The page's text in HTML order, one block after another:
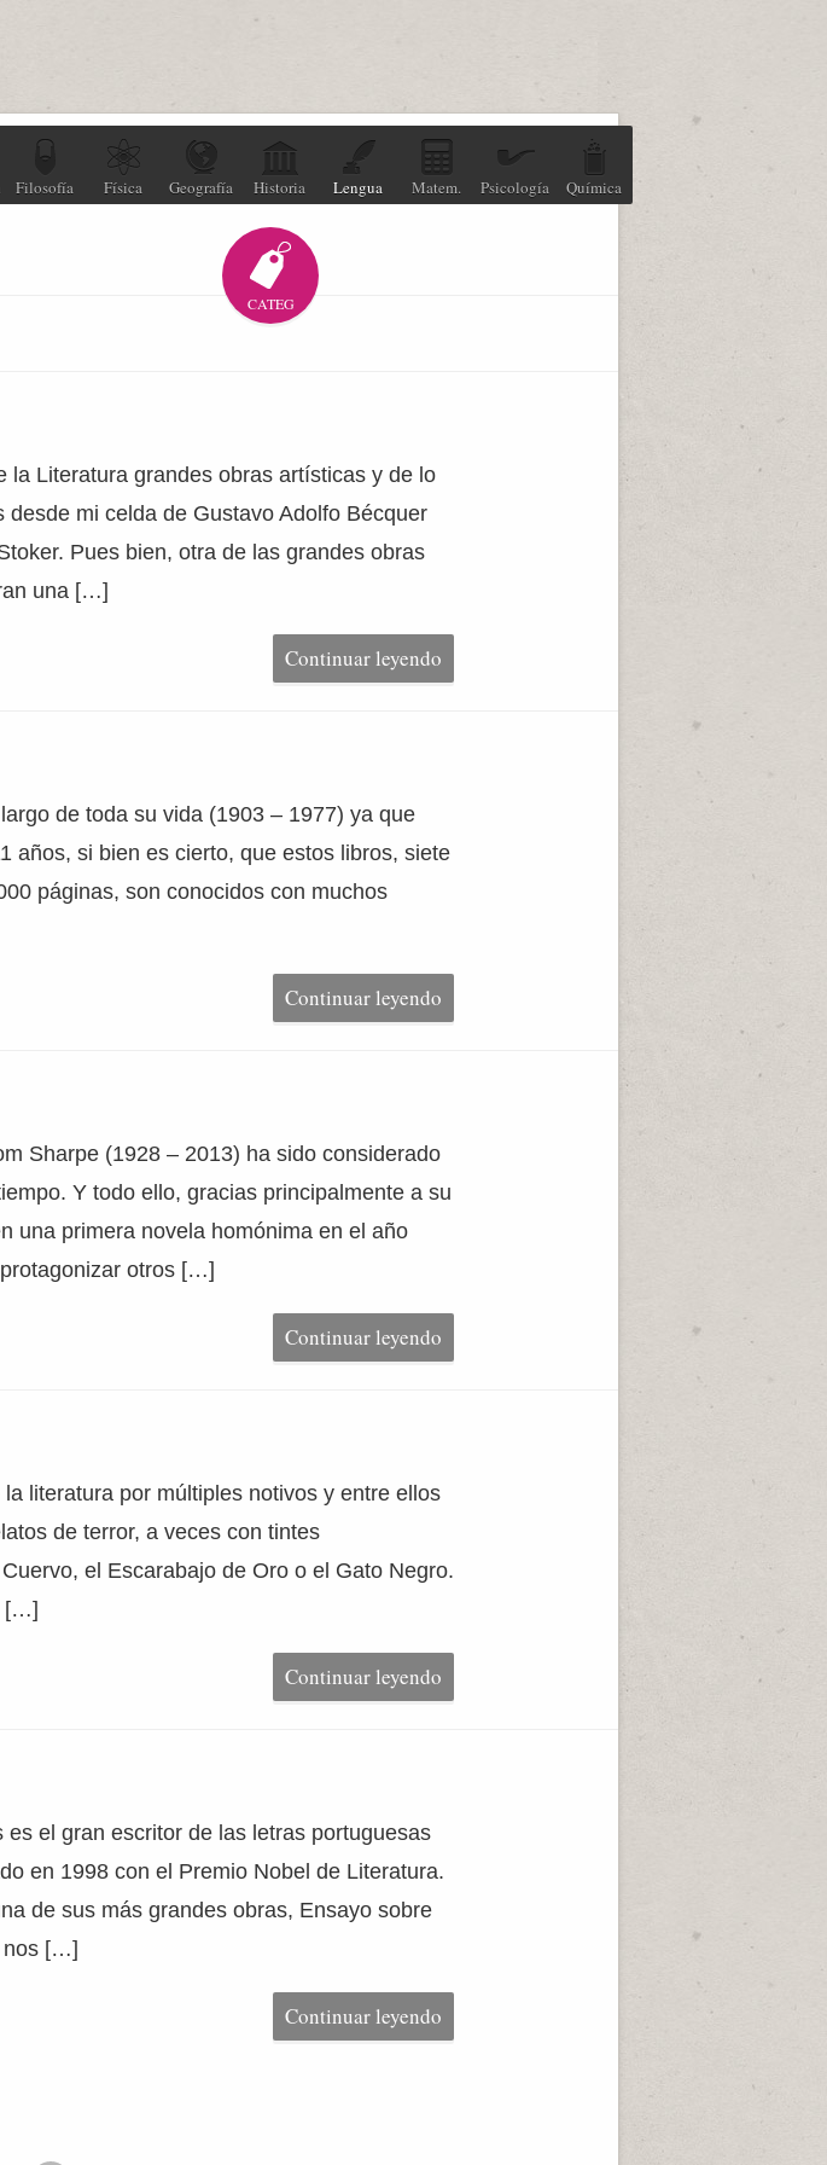
Filosofía Física Geografía Historia Lengua Matem. Psicología Química
CATEG
la Literatura grandes obras artísticas y de lo
mi celda de Gustavo Adolfo Bécquer
Pues bien, otra de las grandes obras
una […]
Continuar leyendo
de toda su vida (1903 – 1977) ya que
años, si bien es cierto, que estos libros, siete
páginas, son conocidos con muchos
Continuar leyendo
Sharpe (1928 – 2013) ha sido considerado
Y todo ello, gracias principalmente a su
una primera novela homónima en el año
otros […]
Continuar leyendo
literatura por múltiples notivos y entre ellos
de terror, a veces con tintes
el Escarabajo de Oro o el Gato Negro.
[…]
Continuar leyendo
el gran escritor de las letras portuguesas
en 1998 con el Premio Nobel de Literatura.
de sus más grandes obras, Ensayo sobre
nos […]
Continuar leyendo